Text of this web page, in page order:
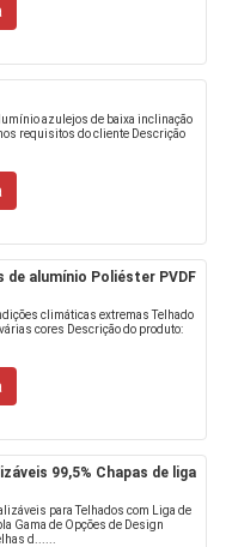
azulejos de baixa inclinação
requisitos do cliente Descrição
alumínio Poliéster PVDF
climáticas extremas Telhado
cores Descrição do produto:
99,5% Chapas de liga
para Telhados com Liga de
Gama de Opções de Design
d......